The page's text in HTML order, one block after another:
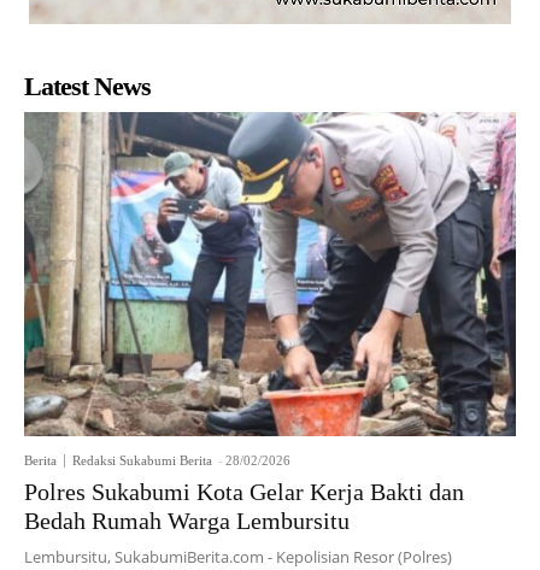
Latest News
Berita Redaksi Sukabumi Berita - 28/02/2026
Polres Sukabumi Kota Gelar Kerja Bakti dan
Bedah Rumah Warga Lembursitu
Lembursitu, SukabumiBerita.com - Kepolisian Resor (Polres)